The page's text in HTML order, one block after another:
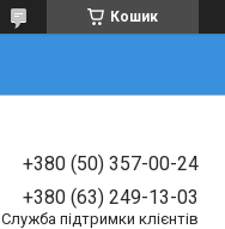
Кошик
+380 (50) 357-00-24
+380 (63) 249-13-03
Служба підтримки клієнтів